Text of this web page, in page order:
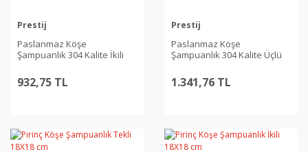
Prestij
Paslanmaz Köşe
Şampuanlık 304 Kalite İkili
932,75 TL
Prestij
Paslanmaz Köşe
Şampuanlık 304 Kalite Üçlü
1.341,76 TL